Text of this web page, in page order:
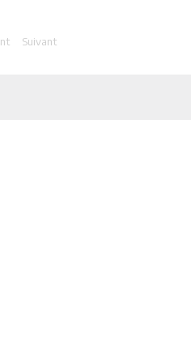
Suivant